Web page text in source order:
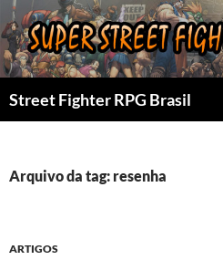
Pular
para
o
conteúdo
Street Fighter RPG Brasil
Arquivo da tag: resenha
ARTIGOS